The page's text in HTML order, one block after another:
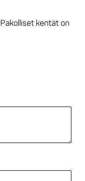
Pakolliset kentät on